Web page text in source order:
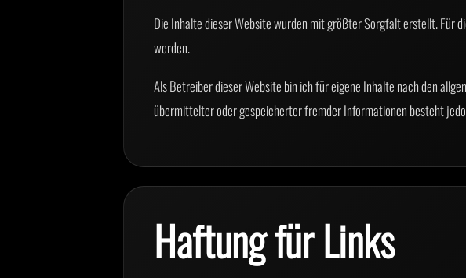
Die Inhalte dieser Website wurden mit größter Sorgfalt erstellt. Für
werden.
Als Betreiber dieser Website bin ich für eigene Inhalte nach den
übermittelter oder gespeicherter fremder Informationen besteht
Haftung für Links